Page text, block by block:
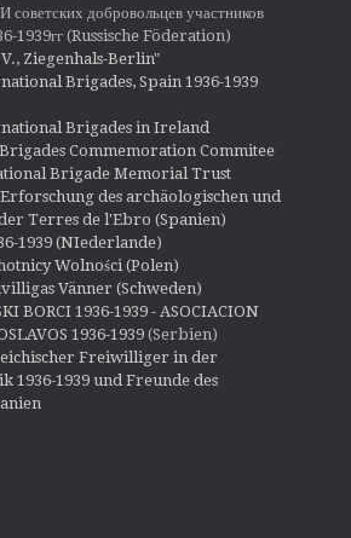
добровольцев участников
1939гг (Russische Föderation)
Ziegenhals-Berlin"
Brigades, Spain 1936-1939
Brigades in Ireland
Commemoration Commitee
Brigade Memorial Trust
des archäologischen und
Terres de l'Ebro (Spanien)
1939 (NIederlande)
Wolności (Polen)
Vänner (Schweden)
BORCI 1936-1939 - ASOCIACION
1936-1939 (Serbien)
Freiwilliger in der
1936-1939 und Freunde des